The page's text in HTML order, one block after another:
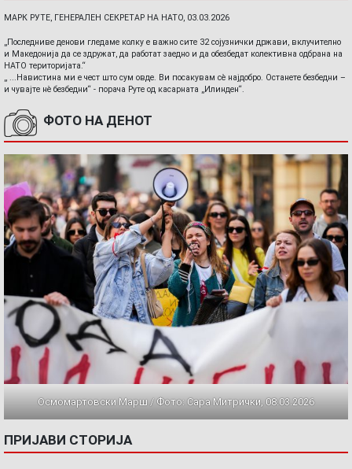
МАРК РУТЕ, ГЕНЕРАЛЕН СЕКРЕТАР НА НАТО, 03.03.2026
„Последниве денови гледаме колку е важно сите 32 сојузнички држави, вклучително
и Македонија да се здружат, да работат заедно и да обезбедат колективна одбрана на
НАТО територијата.“
„ ...Навистина ми е чест што сум овде. Ви посакувам сè најдобро. Останете безбедни –
и чувајте нè безбедни“ - порача Руте од касарната „Илинден“.
ФОТО НА ДЕНОТ
Осмомартовски Марш / Фото: Сара Митрички, 08.03.2026
ПРИЈАВИ СТОРИЈА